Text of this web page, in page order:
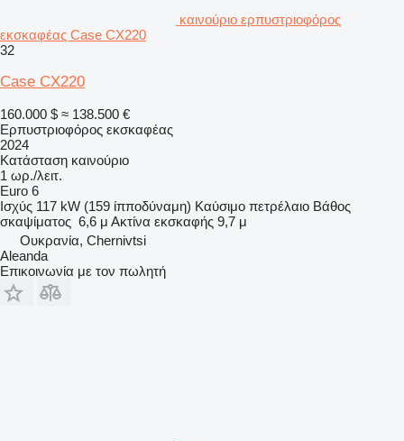
καινούριο ερπυστριοφόρος
εκσκαφέας Case CX220
32
Case CX220
160.000 $ ≈ 138.500 €
Ερπυστριοφόρος εκσκαφέας
2024
Κατάσταση καινούριο
1 ωρ./λειτ.
Euro 6
Ισχύς 117 kW (159 ίπποδύναμη) Καύσιμο πετρέλαιο Βάθος
σκαψίματος 6,6 μ Ακτίνα εκσκαφής 9,7 μ
Ουκρανία, Chernivtsi
Aleanda
Επικοινωνία με τον πωλητή